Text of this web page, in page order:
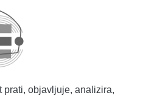
prati, objavljuje, analizira,